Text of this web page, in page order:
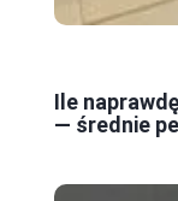
Ile
— średnie